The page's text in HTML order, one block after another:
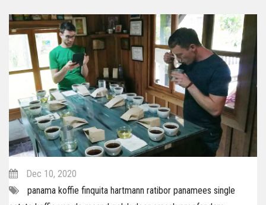
Dec 10, 2020
panama koffie finquita hartmann ratibor panamees single